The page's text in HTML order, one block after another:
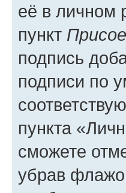
её в личном
пункт
подпись
подписи по
пункта
сможете
убрав